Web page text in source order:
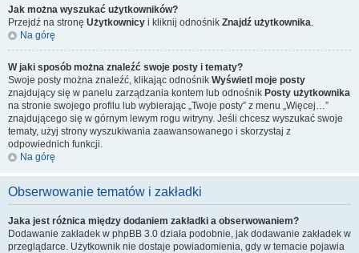
Jak można wyszukać użytkowników?
Przejdź na stronę Użytkownicy i kliknij odnośnik Znajdź użytkownika.
Na górę
W jaki sposób można znaleźć swoje posty i tematy?
Swoje posty można znaleźć, klikając odnośnik Wyświetl moje posty
znajdujący się w panelu zarządzania kontem lub odnośnik Posty użytkownika
na stronie swojego profilu lub wybierając „Twoje posty” z menu „Więcej…”
znajdującego się w górnym lewym rogu witryny. Jeśli chcesz wyszukać swoje
tematy, użyj strony wyszukiwania zaawansowanego i skorzystaj z
odpowiednich funkcji.
Na górę
Obserwowanie tematów i zakładki
Jaka jest różnica między dodaniem zakładki a obserwowaniem?
Dodawanie zakładek w phpBB 3.0 działa podobnie, jak dodawanie zakładek w
przeglądarce. Użytkownik nie dostaje powiadomienia, gdy w temacie pojawia